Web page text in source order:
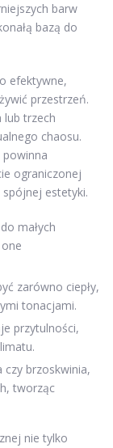
barw
bazą do
efektywne,
przestrzeń.
lub trzech
chaosu.
ograniczonej
estetyki.
małych
zarówno ciepły,
tonacjami.
przytulności,
brzoskwinia,
tworząc
nie tylko